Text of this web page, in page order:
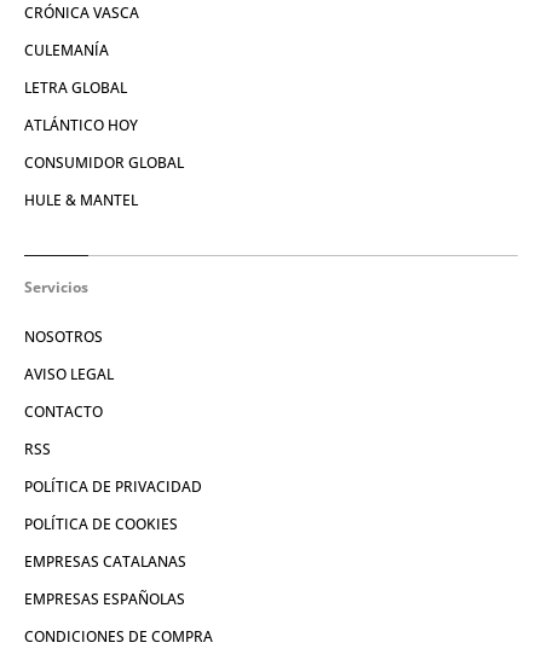
CRÓNICA VASCA
CULEMANÍA
LETRA GLOBAL
ATLÁNTICO HOY
CONSUMIDOR GLOBAL
HULE & MANTEL
Servicios
NOSOTROS
AVISO LEGAL
CONTACTO
RSS
POLÍTICA DE PRIVACIDAD
POLÍTICA DE COOKIES
EMPRESAS CATALANAS
EMPRESAS ESPAÑOLAS
CONDICIONES DE COMPRA